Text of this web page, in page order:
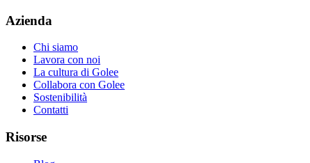
Azienda
Chi siamo
Lavora con noi
La cultura di Golee
Collabora con Golee
Sostenibilità
Contatti
Risorse